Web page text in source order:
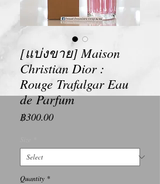
[แบ่งขาย] Maison
Christian Dior :
Rouge Trafalgar Eau
de Parfum
฿300.00Price
Quantity *